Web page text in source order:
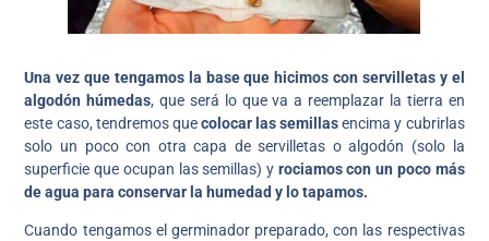
Una vez que tengamos la base que hicimos con servilletas y el
algodón húmedas, que será lo que va a reemplazar la tierra en
este caso, tendremos quecolocar las semillasencima y cubrirlas
solo un poco con otra capa de servilletas o algodón (solo la
superficie que ocupan las semillas) y rociamos con un poco más
de agua para conservar la humedad y lo tapamos.
Cuando tengamos el germinador preparado, con las respectivas